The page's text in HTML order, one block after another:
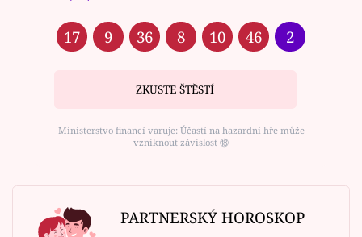
17 9 36 8 10 46 2
ZKUSTE ŠTĚSTÍ
Ministerstvo financí varuje: Účastí na hazardní hře může
vzniknout závislost ⑱
PARTNERSKÝ HOROSKOP